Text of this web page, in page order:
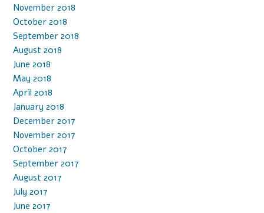
November 2018
October 2018
September 2018
August 2018
June 2018
May 2018
April 2018
January 2018
December 2017
November 2017
October 2017
September 2017
August 2017
July 2017
June 2017